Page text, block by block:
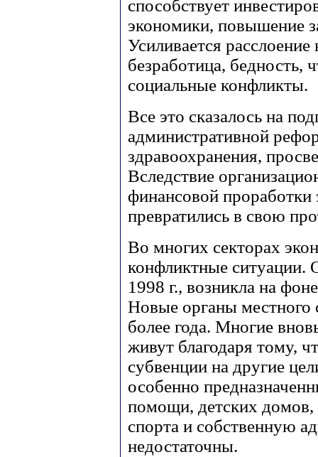
способствует
экономики, повышение
Усиливается
безработица, бедность,
социальные конфликты.
Все это сказалось на
административной
здравоохранения,
Вследствие
финансовой проработки
превратились в свою
Во многих секторах
конфликтные ситуации.
1998 г., возникла на
Новые органы местного
более года. Многие
живут благодаря тому,
субвенции на другие
особенно
помощи, детских домов,
спорта и собственную
недостаточны.